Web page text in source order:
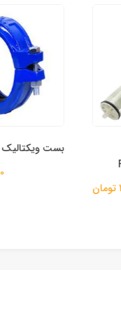
بست ویکتالیک